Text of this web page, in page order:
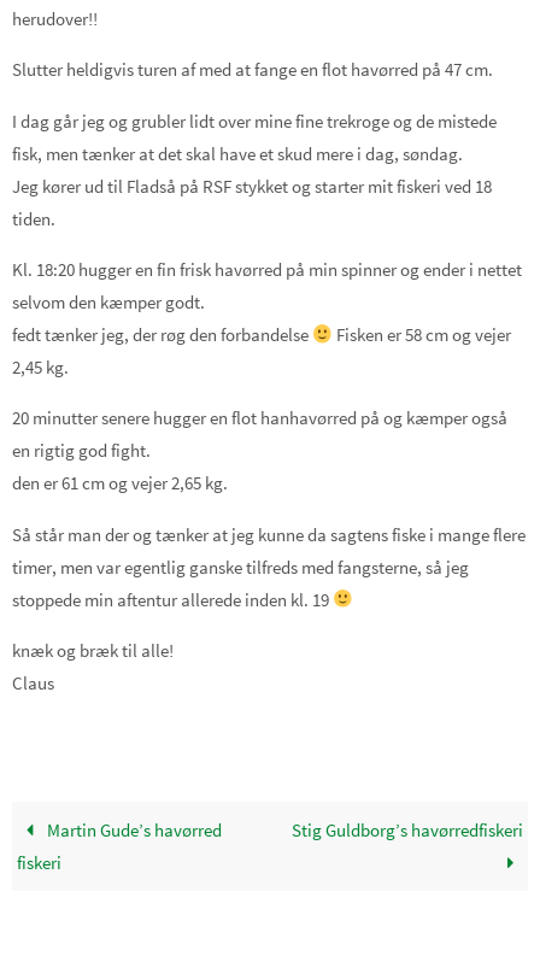
herudover!!
Slutter heldigvis turen af med at fange en flot havørred på 47 cm.
I dag går jeg og grubler lidt over mine fine trekroge og de mistede
fisk, men tænker at det skal have et skud mere i dag, søndag.
Jeg kører ud til Fladså på RSF stykket og starter mit fiskeri ved 18
tiden.
Kl. 18:20 hugger en fin frisk havørred på min spinner og ender i nettet
selvom den kæmper godt.
fedt tænker jeg, der røg den forbandelse
Fisken er 58 cm og vejer
2,45 kg.
20 minutter senere hugger en flot hanhavørred på og kæmper også
en rigtig god fight.
den er 61 cm og vejer 2,65 kg.
Så står man der og tænker at jeg kunne da sagtens fiske i mange flere
timer, men var egentlig ganske tilfreds med fangsterne, så jeg
stoppede min aftentur allerede inden kl. 19
knæk og bræk til alle!
Claus
Martin Gude’s havørred
fiskeri
Stig Guldborg’s havørredfiskeri